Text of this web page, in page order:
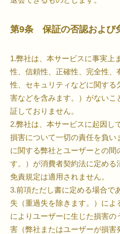
第9条 保証の否認および
1.弊社は、本サービスに事実上
性、信頼性、正確性、完全性、
性、セキュリティなどに関する
害などを含みます。）がないこ
証しておりません。
2.弊社は、本サービスに起因し
損害について一切の責任を負い
に関する弊社とユーザーとの間
す。）が消費者契約法に定め
免責規定は適用されません。
3.前項ただし書に定める場合で
失（重過失を除きます。）に
によりユーザーに生じた損害
害（弊社またはユーザーが損